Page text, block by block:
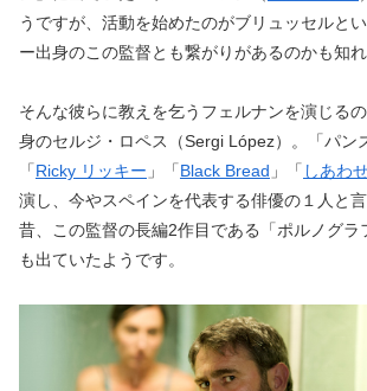
うですが、活動を始めたのがブリュッセルと
ー出身のこの監督とも繋がりがあるのかも知れ
そんな彼らに教えを乞うフェルナンを演じる
身のセルジ・ロペス（Sergi López）。「パン
「Ricky リッキー 」「Black Bread 」「 しあわ
演し、今やスペインを代表する俳優の１人と
昔、この監督の長編2作目である「ポルノグラ
も出ていたようです。